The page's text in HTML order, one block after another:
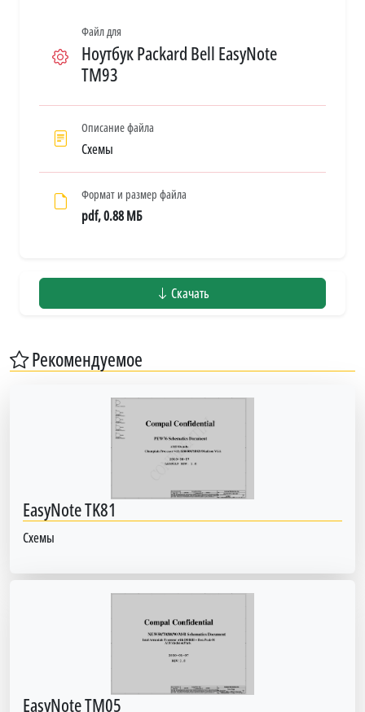
Файл для
Ноутбук Packard Bell EasyNote
TM93
Описание файла
Схемы
Формат и размер файла
pdf, 0.88 МБ
Скачать
Рекомендуемое
EasyNote TK81
Схемы
EasyNote TM05